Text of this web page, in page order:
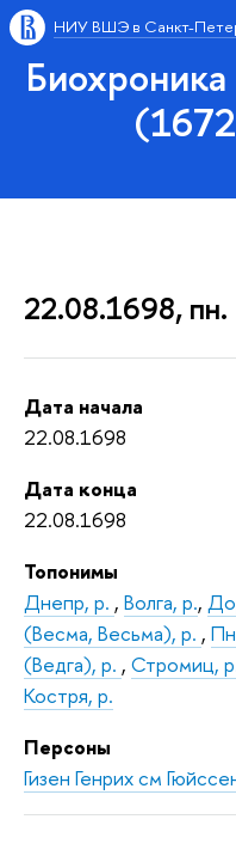
НИУ ВШЭ в Санкт-
22.08.1698,
Дата начала
22.08.1698
Дата конца
22.08.1698
Топонимы
Днепр, р. , Волга, р.,
(Весма, Весьма), р. ,
(Ведга), р. , Стромиц,
Костря, р.
Персоны
Гизен Генрих см